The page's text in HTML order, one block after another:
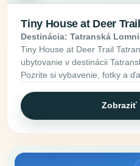
Tiny House at Deer
Destinácia: Tatranská
Tiny House at Deer Trail
ubytovanie v destinácii
Pozrite si vybavenie, fotky a
Zobraziť